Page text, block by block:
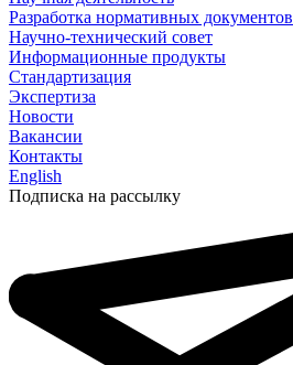
Разработка нормативных документов
Научно-технический совет
Информационные продукты
Стандартизация
Экспертиза
Новости
Вакансии
Контакты
English
Подписка на рассылку